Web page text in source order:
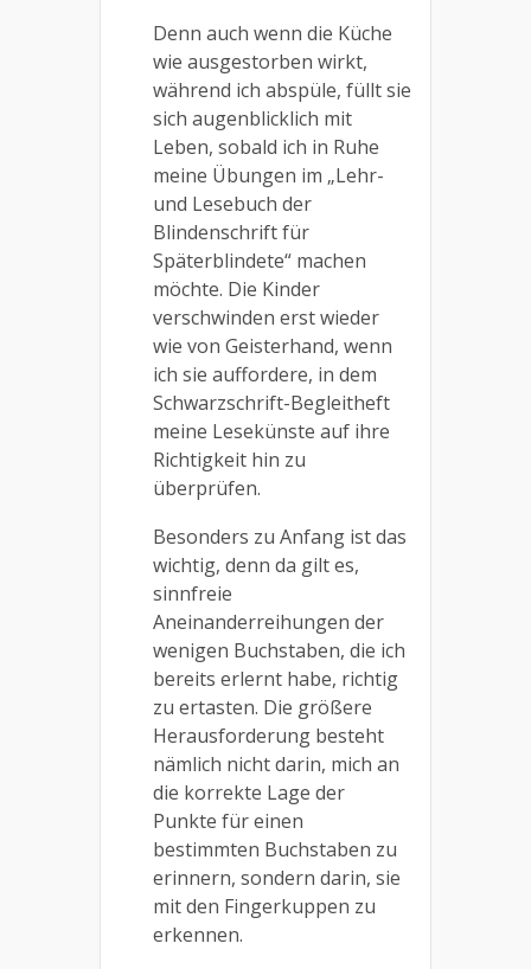
Denn auch wenn die Küche
wie ausgestorben wirkt,
während ich abspüle, füllt sie
sich augenblicklich mit
Leben, sobald ich in Ruhe
meine Übungen im „Lehr-
und Lesebuch der
Blindenschrift für
Späterblindete“ machen
möchte. Die Kinder
verschwinden erst wieder
wie von Geisterhand, wenn
ich sie auffordere, in dem
Schwarzschrift-Begleitheft
meine Lesekünste auf ihre
Richtigkeit hin zu
überprüfen.
Besonders zu Anfang ist das
wichtig, denn da gilt es,
sinnfreie
Aneinanderreihungen der
wenigen Buchstaben, die ich
bereits erlernt habe, richtig
zu ertasten. Die größere
Herausforderung besteht
nämlich nicht darin, mich an
die korrekte Lage der
Punkte für einen
bestimmten Buchstaben zu
erinnern, sondern darin, sie
mit den Fingerkuppen zu
erkennen.